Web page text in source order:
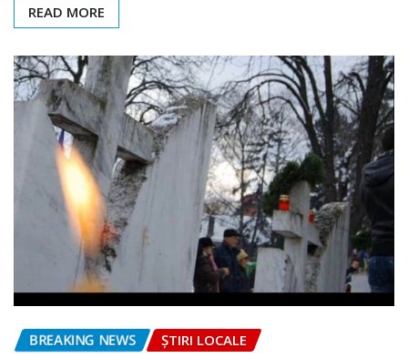
READ MORE
BREAKING NEWS ȘTIRI LOCALE